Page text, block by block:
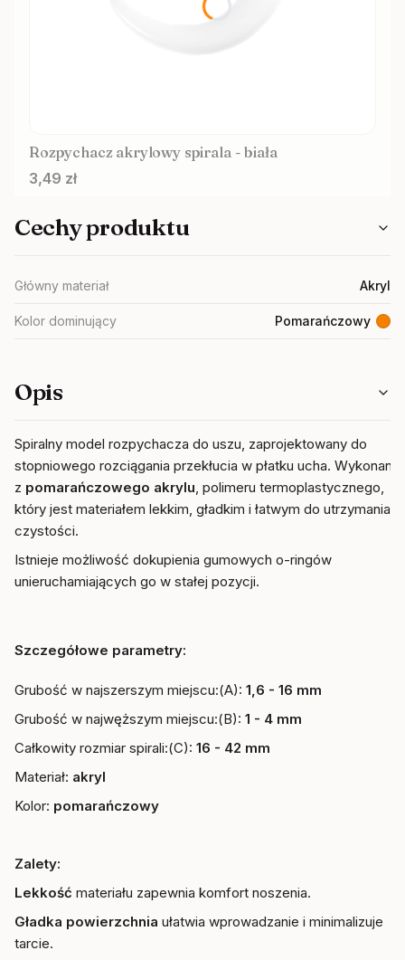
Rozpychacz akrylowy spirala - biała
Cena
3,49 zł
Cechy produktu
Główny materiał Akryl
Kolor dominujący Pomarańczowy
Opis
Spiralny model rozpychacza do uszu, zaprojektowany do
stopniowego rozciągania przekłucia w płatku ucha. Wykonany
z pomarańczowego akrylu, polimeru termoplastycznego,
który jest materiałem lekkim, gładkim i łatwym do utrzymania w
czystości.
Istnieje możliwość dokupienia gumowych o-ringów
unieruchamiających go w stałej pozycji.
Szczegółowe parametry:
Grubość w najszerszym miejscu:(A): 1,6 - 16 mm
Grubość w najwęższym miejscu:(B): 1 - 4 mm
Całkowity rozmiar spirali:(C): 16 - 42 mm
Materiał: akryl
Kolor: pomarańczowy
Zalety:
Lekkość materiału zapewnia komfort noszenia.
Gładka powierzchnia ułatwia wprowadzanie i minimalizuje
tarcie.